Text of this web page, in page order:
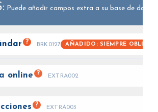
Puede añadir campos extra a su base de datos.
? BRK0127 AÑADIDO: SIEMPRE
online ? EXTRA002
? EXTRA003